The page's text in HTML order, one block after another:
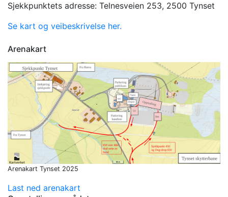
Sjekkpunktets adresse: Telnesveien 253, 2500 Tynset
Se kart og veibeskrivelse her.
Arenakart
Arenakart Tynset 2025
Last ned arenakart